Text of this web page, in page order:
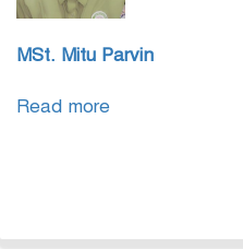
MSt. Mitu Parvin
Read more